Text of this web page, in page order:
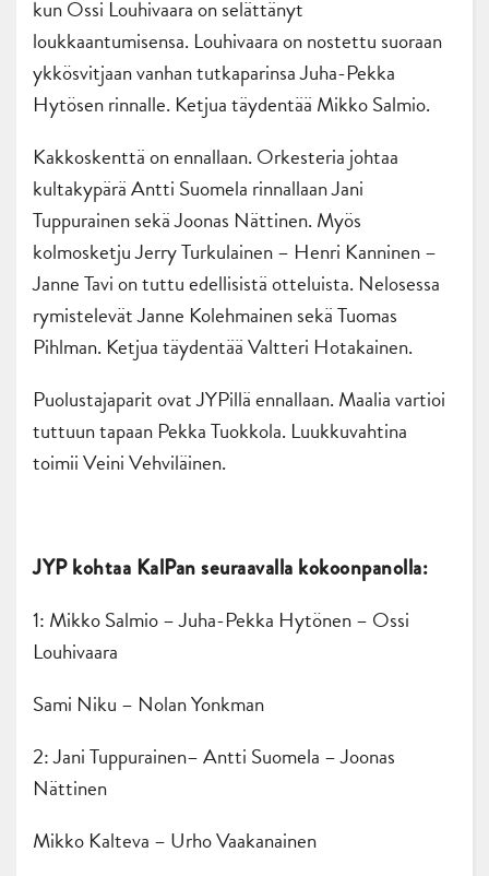
kun Ossi Louhivaara on selättänyt
loukkaantumisensa. Louhivaara on nostettu suoraan
ykkösvitjaan vanhan tutkaparinsa Juha-Pekka
Hytösen rinnalle. Ketjua täydentää Mikko Salmio.
Kakkoskenttä on ennallaan. Orkesteria johtaa
kultakypärä Antti Suomela rinnallaan Jani
Tuppurainen sekä Joonas Nättinen. Myös
kolmosketju Jerry Turkulainen – Henri Kanninen –
Janne Tavi on tuttu edellisistä otteluista. Nelosessa
rymistelevät Janne Kolehmainen sekä Tuomas
Pihlman. Ketjua täydentää Valtteri Hotakainen.
Puolustajaparit ovat JYPillä ennallaan. Maalia vartioi
tuttuun tapaan Pekka Tuokkola. Luukkuvahtina
toimii Veini Vehviläinen.
JYP kohtaa KalPan seuraavalla kokoonpanolla:
1: Mikko Salmio – Juha-Pekka Hytönen – Ossi
Louhivaara
Sami Niku – Nolan Yonkman
2: Jani Tuppurainen– Antti Suomela – Joonas
Nättinen
Mikko Kalteva – Urho Vaakanainen